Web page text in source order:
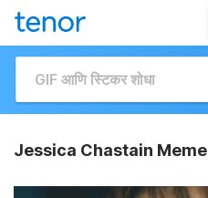
Jessica Chastain Meme